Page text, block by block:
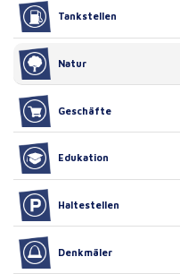
Tankstellen
Natur
Geschäfte
Edukation
Haltestellen
Denkmäler